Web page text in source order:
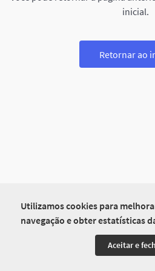
Utilizamos cookies para
navegação e obter estatísticas
Aceitar e
inicial.
Retornar ao